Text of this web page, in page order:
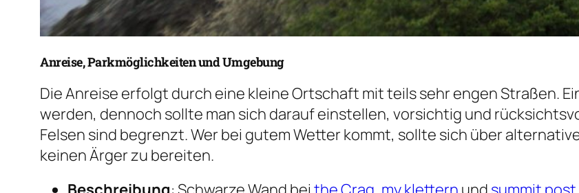
Anreise, Parkmöglichkeiten und Umgebung
Die Anreise erfolgt durch eine kleine Ortschaft mit teils sehr engen Straßen.
werden, dennoch sollte man sich darauf einstellen, vorsichtig und
Felsen sind begrenzt. Wer bei gutem Wetter kommt, sollte sich über
keinen Ärger zu bereiten.